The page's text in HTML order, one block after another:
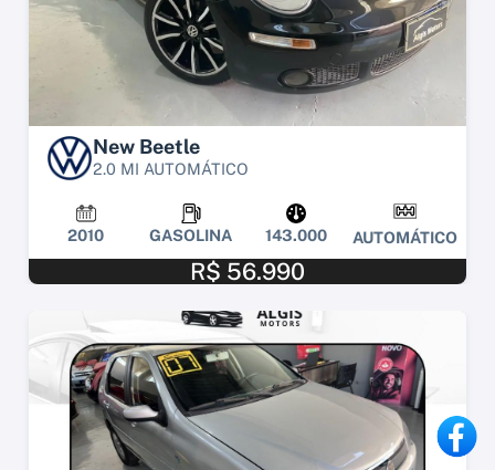
New Beetle
2.0 MI AUTOMÁTICO
2010 GASOLINA 143.000 AUTOMÁTICO
R$ 56.990